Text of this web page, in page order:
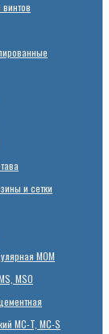
и сетки
MOM
MSO
MC-T, MC-S